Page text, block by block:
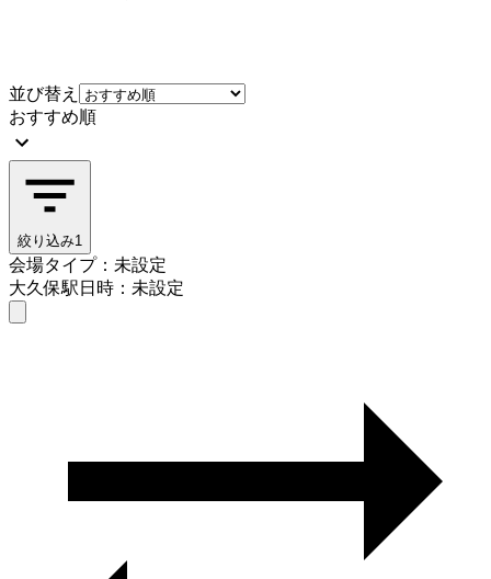
並び替え
おすすめ順
絞り込み1
会場タイプ：未設定
大久保駅日時：未設定